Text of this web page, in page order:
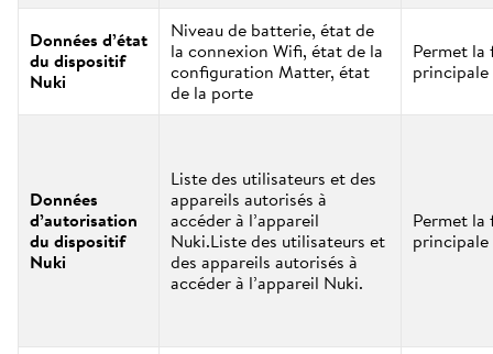
Données d’état
du dispositif
Nuki
Niveau de batterie, état de
la connexion Wifi, état de la
configuration Matter, état
de la porte
Permet
principale
Données
d’autorisation
du dispositif
Nuki
Liste des utilisateurs et des
appareils autorisés à
accéder à l’appareil
Nuki.Liste des utilisateurs et
des appareils autorisés à
accéder à l’appareil Nuki.
Permet
principale